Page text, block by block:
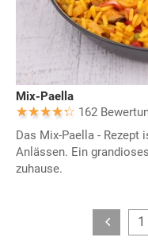
Mix-Paella
162
Das Mix-Paella - Rezept
Anlässen. Ein
zuhause.
1